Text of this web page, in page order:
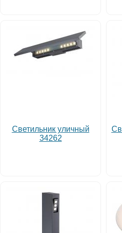
Светильник уличный
34262